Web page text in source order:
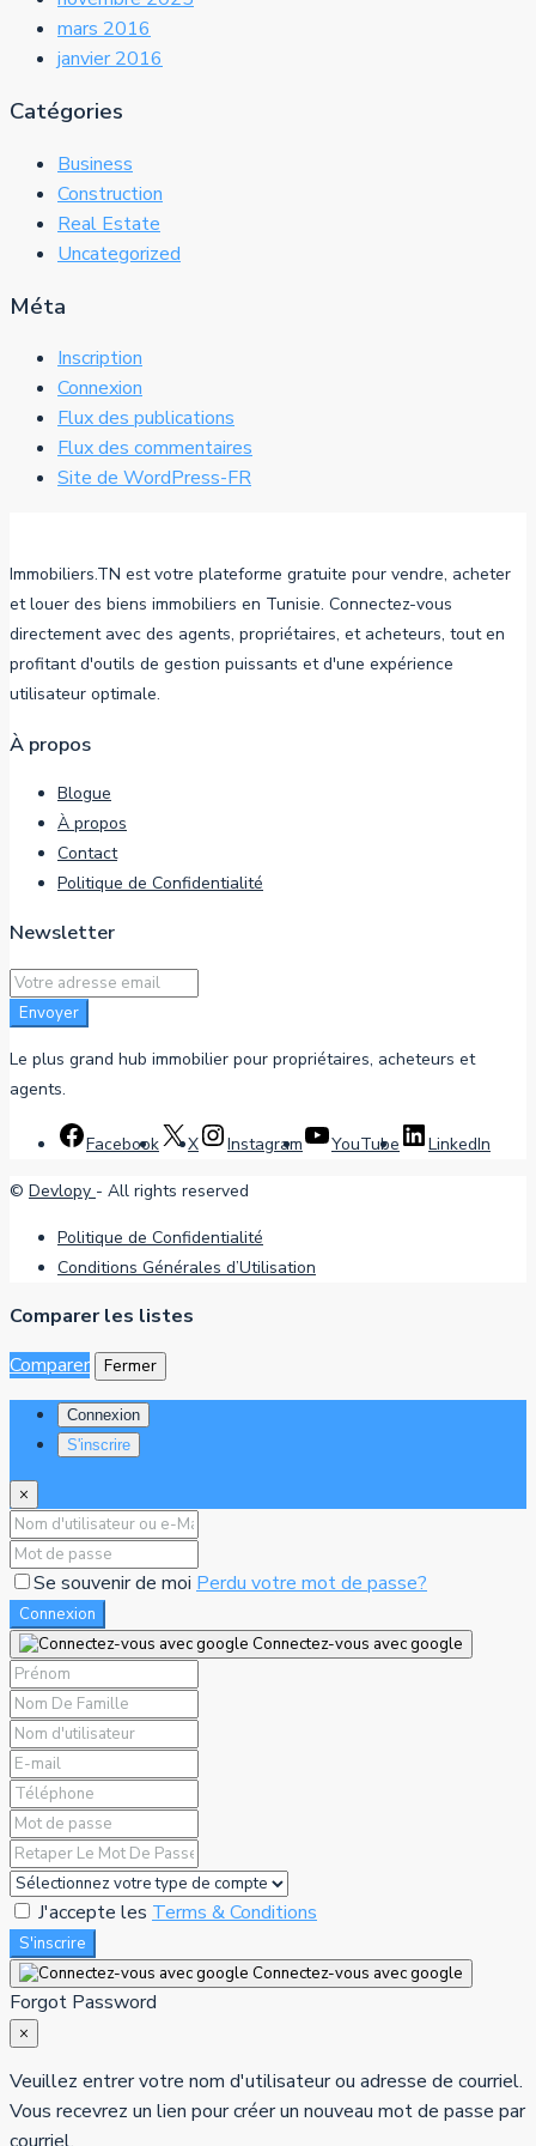
mars 2016
janvier 2016
Catégories
Business
Construction
Real Estate
Uncategorized
Méta
Inscription
Connexion
Flux des publications
Flux des commentaires
Site de WordPress-FR
Immobiliers.TN est votre plateforme gratuite pour vendre, acheter
et louer des biens immobiliers en Tunisie. Connectez-vous
directement avec des agents, propriétaires, et acheteurs, tout en
profitant d'outils de gestion puissants et d'une expérience
utilisateur optimale.
À propos
Blogue
À propos
Contact
Politique de Confidentialité
Newsletter
Envoyer
Le plus grand hub immobilier pour propriétaires, acheteurs et
agents.
Facebook X Instagram YouTube LinkedIn
© Devlopy - All rights reserved
Politique de Confidentialité
Conditions Générales d’Utilisation
Comparer les listes
Comparer
Fermer
Connexion
S'inscrire
×
Se souvenir de moi Perdu votre mot de passe?
Connexion
Connectez-vous avec google
J'accepte les Terms & Conditions
S'inscrire
Connectez-vous avec google
Forgot Password
×
Veuillez entrer votre nom d'utilisateur ou adresse de courriel.
Vous recevrez un lien pour créer un nouveau mot de passe par